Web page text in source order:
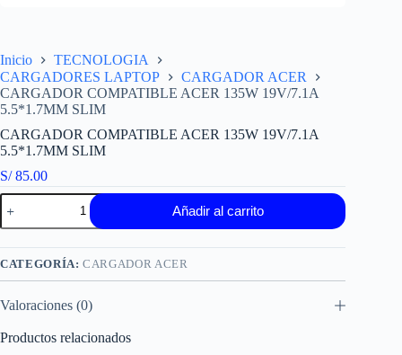
Inicio
TECNOLOGIA
CARGADORES LAPTOP
CARGADOR ACER
CARGADOR COMPATIBLE ACER 135W 19V/7.1A
5.5*1.7MM SLIM
CARGADOR COMPATIBLE ACER 135W 19V/7.1A
5.5*1.7MM SLIM
S/85.00
CARGADOR
COMPATIBLE
ACER
135W
19V/7.1A
cantidad
Añadir al carrito
CATEGORÍA:CARGADOR ACER
Valoraciones (0)
Productos relacionados